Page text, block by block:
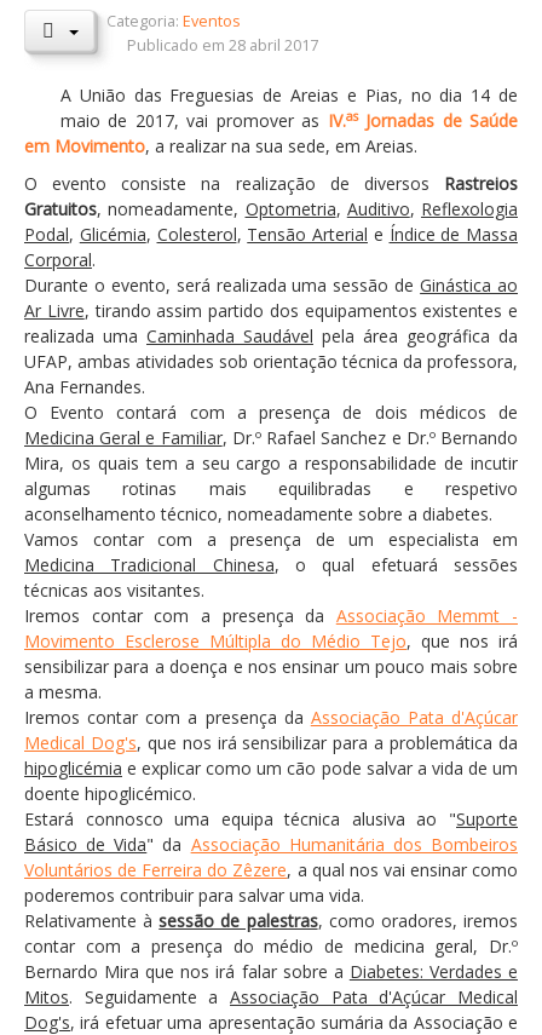
Orçamentos / PPI / PPA
DESTAQUES
Notícias
Sondagens
ZêzereTV
SERVIÇOS
A Minha Rua
Abastecimento de Água
Roturas e Leituras
Qualidade da Água
Atendimento ao Público
Biblioteca Online FZZ
Plantas PDM Online
Faixas Gestão Combustível
Regulamentos em Vigor
Requerimentos em Vigor
Sugestões/Reclamações
Tabela - Taxas e Licenças
Avarias na Iluminação Pública
AREIAS E PIAS
Contactos Úteis
Equipamentos
Categoria:Eventos
Publicado em 28 abril 2017
A União das Freguesias de Areias e Pias, no dia 14 de
maio de 2017, vai promover as IV.asJornadas de Saúde
em Movimento, a realizar na sua sede, em Areias.
O evento consiste na realização de diversos Rastreios
Gratuitos, nomeadamente, Optometria, Auditivo, Reflexologia
Podal, Glicémia, Colesterol, Tensão Arterial e Índice de Massa
Corporal.
Durante o evento, será realizada uma sessão deGinástica ao
Ar Livre, tirando assim partido dos equipamentos existentes e
realizada uma Caminhada Saudável pela área geográfica da
UFAP, ambas atividades sob orientação técnica da professora,
Ana Fernandes.
O Evento contará com a presença de dois médicos de
Medicina Geral e Familiar, Dr.º Rafael Sanchez e Dr.º Bernando
Mira, os quais tem a seu cargo a responsabilidade de incutir
algumas rotinas mais equilibradas e respetivo
aconselhamento técnico, nomeadamente sobre a diabetes.
Vamos contar com a presença de um especialista em
Medicina Tradicional Chinesa, o qual efetuará sessões
técnicas aos visitantes.
Iremos contar com a presença da Associação Memmt -
Movimento Esclerose Múltipla do Médio Tejo, que nos irá
sensibilizar para a doença e nos ensinar um pouco mais sobre
a mesma.
Iremos contar com a presença da Associação Pata d'Açúcar
Medical Dog's, que nos irá sensibilizar para a problemática da
hipoglicémia e explicar como um cão pode salvar a vida de um
doente hipoglicémico.
Estará connosco uma equipa técnica alusiva ao "Suporte
Básico de Vida" da Associação Humanitária dos Bombeiros
Voluntários de Ferreira do Zêzere, a qual nos vai ensinar como
poderemos contribuir para salvar uma vida.
Relativamente àsessão de palestras, como oradores, iremos
contar com a presença do médio de medicina geral, Dr.º
Bernardo Mira que nos irá falar sobre a Diabetes: Verdades e
Mitos. Seguidamente a Associação Pata d'Açúcar Medical
Dog's, irá efetuar uma apresentação sumária da Associação e